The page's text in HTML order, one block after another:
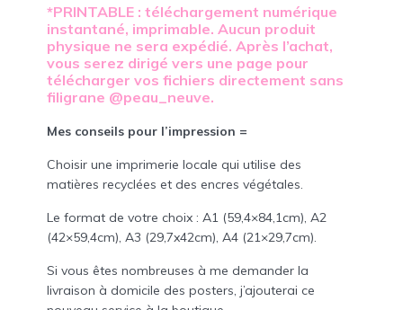
*PRINTABLE : téléchargement numérique
instantané, imprimable. Aucun produit
physique ne sera expédié. Après l’achat,
vous serez dirigé vers une page pour
télécharger vos fichiers directement sans
filigrane @peau_neuve.
Mes conseils pour l’impression =
Choisir une imprimerie locale qui utilise des
matières recyclées et des encres végétales.
Le format de votre choix : A1 (59,4×84,1cm), A2
(42×59,4cm), A3 (29,7x42cm), A4 (21×29,7cm).
Si vous êtes nombreuses à me demander la
livraison à domicile des posters, j’ajouterai ce